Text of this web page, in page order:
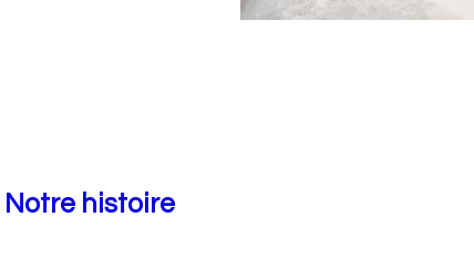
Notre histoire